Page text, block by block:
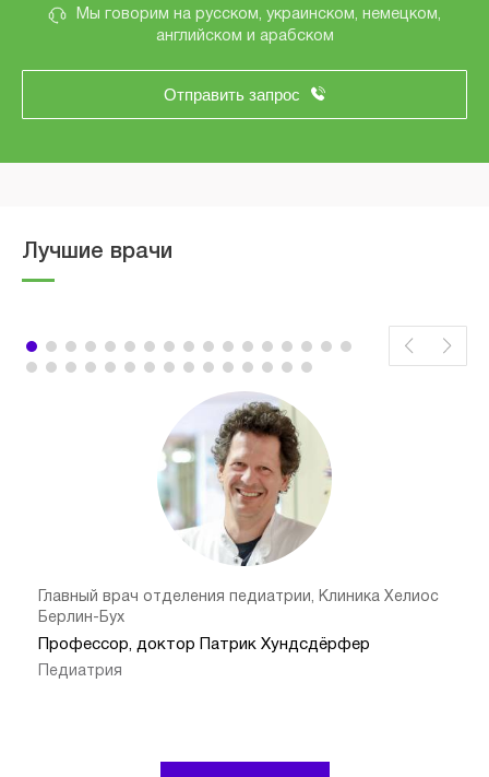
Мы говорим на русском, украинском, немецком,
английском и арабском
Отправить запрос
Лучшие врачи
Главный врач отделения педиатрии, Клиника Хелиос
Берлин-Бух
Профессор, доктор Патрик Хундсдёрфер
Педиатрия